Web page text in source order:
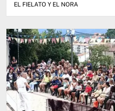
EL FIELATO Y EL NORA